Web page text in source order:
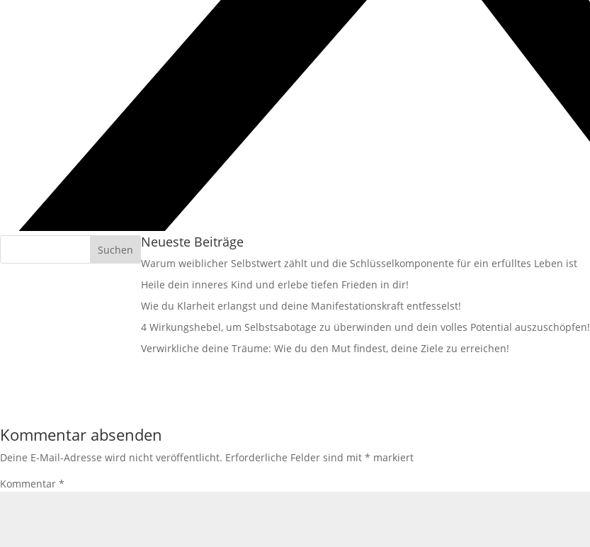
Neueste Beiträge
Warum weiblicher Selbstwert zählt und die Schlüsselkomponente für ein erfülltes Leben ist
Heile dein inneres Kind und erlebe tiefen Frieden in dir!
Wie du Klarheit erlangst und deine Manifestationskraft entfesselst!
4 Wirkungshebel, um Selbstsabotage zu überwinden und dein volles Potential auszuschöpfen!
Verwirkliche deine Träume: Wie du den Mut findest, deine Ziele zu erreichen!
Kommentar absenden
Deine E-Mail-Adresse wird nicht veröffentlicht. Erforderliche Felder sind mit * markiert
Kommentar *